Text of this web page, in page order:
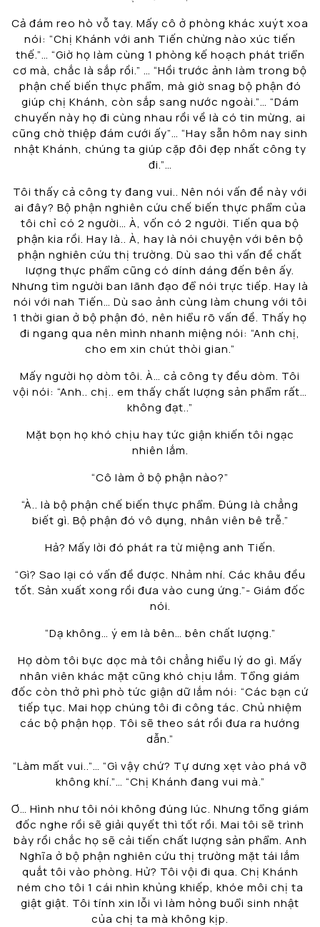
Cả đám reo hò vỗ tay. Mấy cô ở phòng khác xuýt xoa
nói: “Chị Khánh với anh Tiến chừng nào xúc tiến
thế.”… “Giờ họ làm cùng 1 phòng kế hoạch phát triển
cơ mà, chắc là sắp rồi.” … “Hồi trước ảnh làm trong bộ
phận chế biến thực phẩm, mà giờ snag bộ phận đó
giúp chị Khánh, còn sắp sang nước ngoài.”… “Dám
chuyến này họ đi cùng nhau rồi về là có tin mừng, ai
cũng chờ thiệp đám cưới ấy”… “Hay sẵn hôm nay sinh
nhật Khánh, chúng ta giúp cặp đôi đẹp nhất công ty
đi.”…
Tôi thấy cả công ty đang vui.. Nên nói vấn đề này với
ai đây? Bộ phận nghiên cứu chế biến thực phẩm của
tôi chỉ có 2 người… À, vốn có 2 người. Tiến qua bộ
phận kia rồi. Hay là.. À, hay là nói chuyện với bên bộ
phận nghiên cứu thị trường. Dù sao thì vấn đề chất
lượng thực phẩm cũng có dính dáng đến bên ấy.
Nhưng tìm người ban lãnh đạo để nói trực tiếp. Hay là
nói với nah Tiến… Dù sao ảnh cùng làm chung với tôi
1 thời gian ở bộ phận đó, nên hiểu rõ vấn đề. Thấy họ
đi ngang qua nên mình nhanh miệng nói: “Anh chị,
cho em xin chút thòi gian.”
Mấy người họ dòm tôi. À… cả công ty đều dòm. Tôi
vội nói: “Anh.. chị.. em thấy chất lượng sản phẩm rất…
không đạt..”
Mặt bọn họ khó chịu hay tức giận khiến tôi ngạc
nhiên lắm.
“Cô làm ở bộ phận nào?”
“À.. là bộ phận chế biến thực phẩm. Đúng là chẳng
biết gì. Bộ phận đó vô dụng, nhân viên bê trễ.”
Hả? Mấy lời đó phát ra từ miệng anh Tiến.
“Gì? Sao lại có vấn đề được. Nhảm nhí. Các khâu đều
tốt. Sản xuất xong rồi đưa vào cung ứng.”- Giám đốc
nói.
“Dạ không… ý em là bên… bên chất lượng.”
Họ dòm tôi bực dọc mà tôi chẳng hiểu lý do gì. Mấy
nhân viên khác mặt cũng khó chịu lắm. Tổng giám
đốc còn thở phì phò tức giận dữ lắm nói: “Các bạn cứ
tiếp tục. Mai họp chúng tôi đi công tác. Chủ nhiệm
các bộ phận họp. Tôi sẽ theo sát rồi đưa ra hướng
dẫn.”
“Làm mất vui..”… “Gì vậy chứ? Tự dưng xẹt vào phá vỡ
không khí.”… “Chị Khánh đang vui mà.”
Ơ… Hình như tôi nói không đúng lúc. Nhưng tổng giám
đốc nghe rồi sẽ giải quyết thì tốt rồi. Mai tôi sẽ trình
bày rồi chắc họ sẽ cải tiến chất lượng sản phẩm. Anh
Nghĩa ở bộ phận nghiên cứu thị trường mặt tái lắm
quắt tôi vào phòng. Hử? Tôi vội đi qua. Chị Khánh
ném cho tôi 1 cái nhìn khủng khiếp, khóe môi chị ta
giật giật. Tôi tính xin lỗi vì làm hỏng buổi sinh nhật
của chị ta mà không kịp.